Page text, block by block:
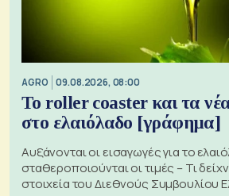
AGRO 09.08.2026, 08:00
Το roller coaster και τα
στο ελαιόλαδο [γράφημα]
Αυξάνονται οι εισαγωγές για το
σταθεροποιούνται οι τιμές – Τι
στοιχεία του Διεθνούς Συμβουλίου